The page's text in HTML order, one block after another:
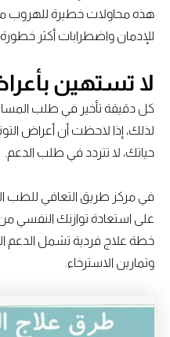
هذه محاولات خطيرة للهروب
للإدمان واضطرابات أكثر خطورة.
لا تستهين
كل دقيقة تأخير في طلب
لذلك، إذا لاحظت أن أعراض
حياتك، لا تتردد في طلب الدعم.
في مركز طريق التعافي للطب
على استعادة توازنك النفسي
خطة علاج فردية تشمل الدعم
وتمارين الاسترخاء.